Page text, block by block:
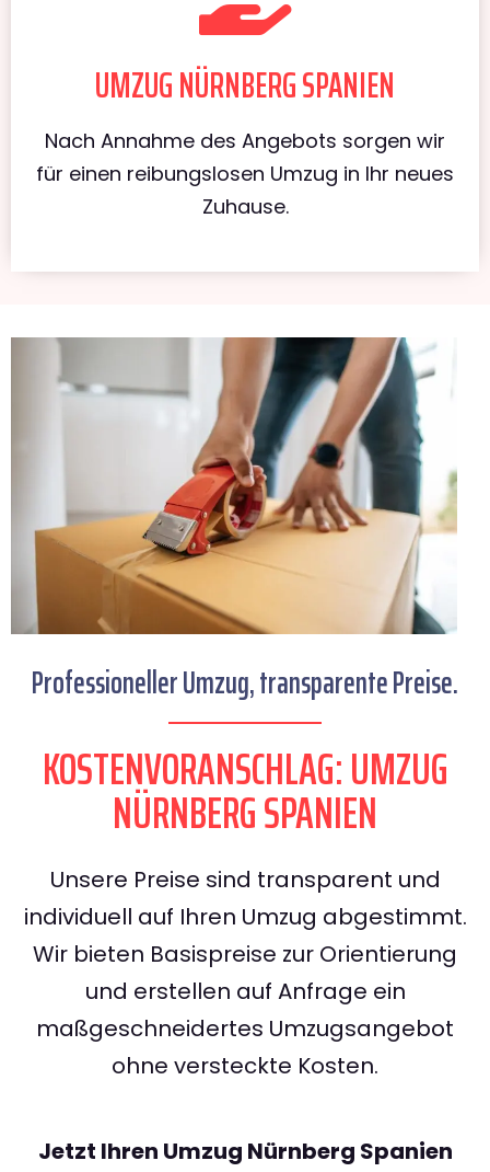
UMZUG NÜRNBERG SPANIEN
Nach Annahme des Angebots sorgen wir
für einen reibungslosen Umzug in Ihr neues
Zuhause.
Professioneller Umzug, transparente Preise.
KOSTENVORANSCHLAG: UMZUG
NÜRNBERG SPANIEN
Unsere Preise sind transparent und
individuell auf Ihren Umzug abgestimmt.
Wir bieten Basispreise zur Orientierung
und erstellen auf Anfrage ein
maßgeschneidertes Umzugsangebot
ohne versteckte Kosten.
Jetzt Ihren Umzug Nürnberg Spanien